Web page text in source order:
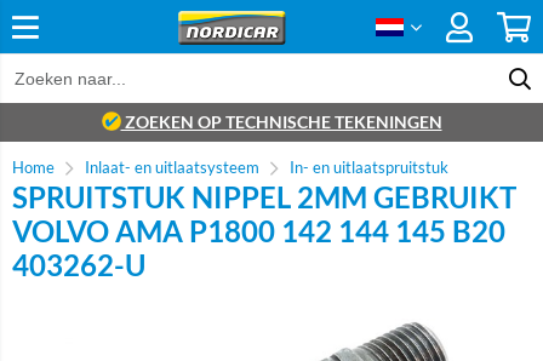
ZOEKEN OP TECHNISCHE TEKENINGEN
Home Inlaat- en uitlaatsysteem In- en uitlaatspruitstuk
SPRUITSTUK NIPPEL 2MM GEBRUIKT
VOLVO AMA P1800 142 144 145 B20
403262-U